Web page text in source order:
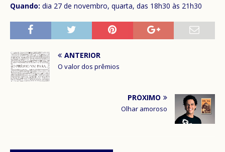
Quando: dia 27 de novembro, quarta, das 18h30 às 21h30
ANTERIOR
O valor dos prêmios
PRÓXIMO
Olhar amoroso